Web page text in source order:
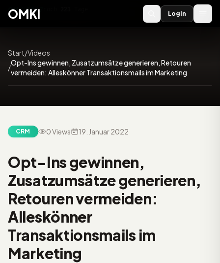
OMKI 2027
OMKI Login
Start/Videos
/
Opt-Ins gewinnen, Zusatzumsätze generieren, Retouren
vermeiden: Alleskönner Transaktionsmails im Marketing27:58
CRM 0 Views 19. Januar 2022
Video:
Opt-Ins gewinnen,
Zusatzumsätze generieren,
Retouren vermeiden:
Alleskönner
Transaktionsmails im
Marketing